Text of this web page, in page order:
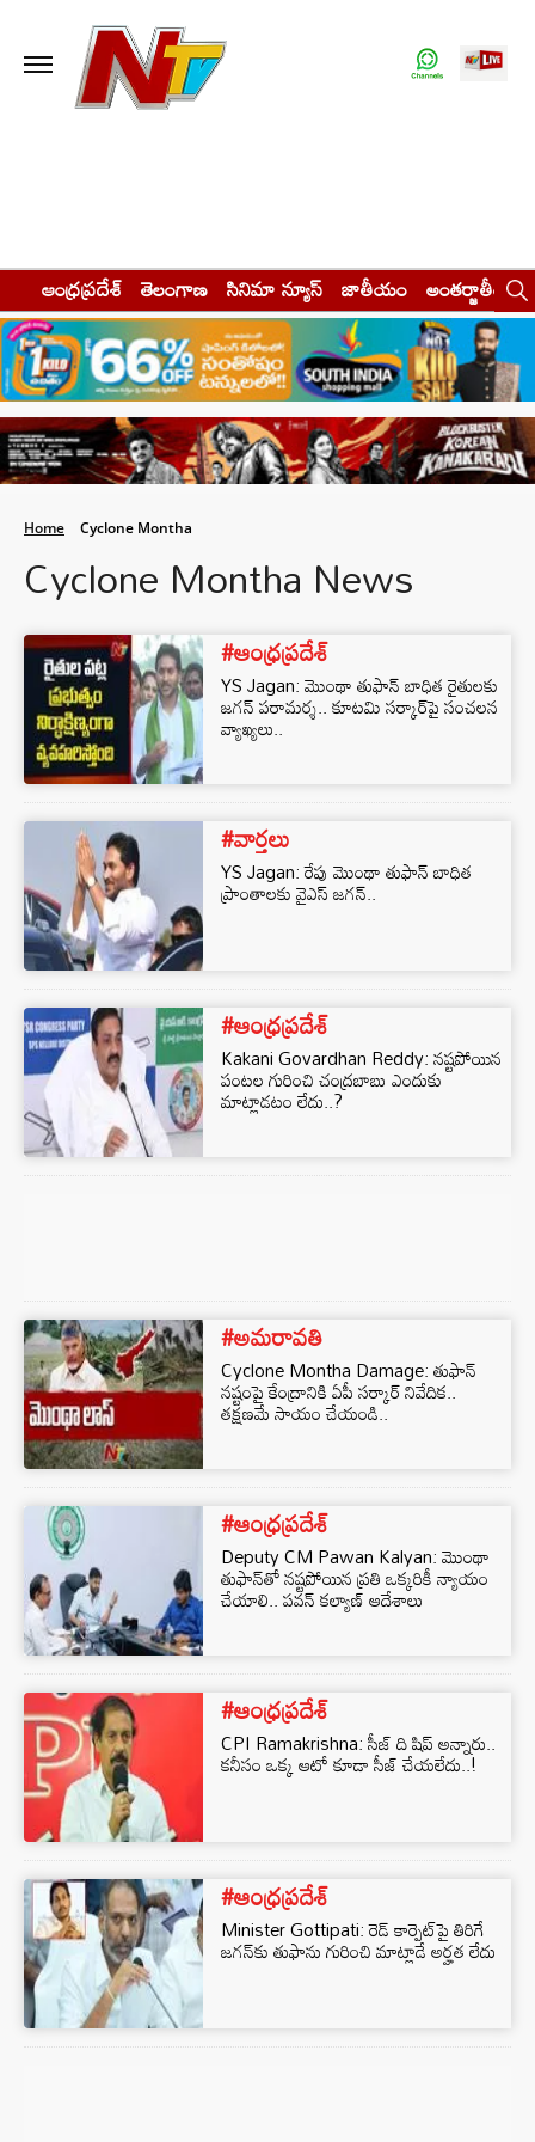
ఆంధ్రప్రదేశ్ తెలంగాణ సినిమా న్యూస్ జాతీయం అంతర్జాతీయం
Home Cyclone Montha
Cyclone Montha News
#ఆంధ్రప్రదేశ్
YS Jagan: మొంథా తుఫాన్‌ బాధిత రైతులకు
జగన్‌ పరామర్శ.. కూటమి సర్కార్‌పై సంచలన
వ్యాఖ్యలు..
#వార్తలు
YS Jagan: రేపు మొంథా తుఫాన్‌ బాధిత
ప్రాంతాలకు వైఎస్‌ జగన్‌..
#ఆంధ్రప్రదేశ్
Kakani Govardhan Reddy: నష్టపోయిన
పంటల గురించి చంద్రబాబు ఎందుకు
మాట్లాడటం లేదు..?
#అమరావతి
Cyclone Montha Damage: తుఫాన్‌
నష్టంపై కేంద్రానికి ఏపీ సర్కార్‌ నివేదిక..
తక్షణమే సాయం చేయండి..
#ఆంధ్రప్రదేశ్
Deputy CM Pawan Kalyan: మొంథా
తుఫాన్‌తో నష్టపోయిన ప్రతి ఒక్కరికీ న్యాయం
చేయాలి.. పవన్‌ కల్యాణ్‌ ఆదేశాలు
#ఆంధ్రప్రదేశ్
CPI Ramakrishna: సీజ్ ది షిప్ అన్నారు..
కనీసం ఒక్క ఆటో కూడా సీజ్ చేయలేదు..!
#ఆంధ్రప్రదేశ్
Minister Gottipati: రెడ్ కార్పెట్⁬పై తిరిగే
జగన్⁬కు తుఫాను గురించి మాట్లాడే అర్హత లేదు